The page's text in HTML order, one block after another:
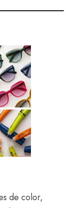
de color,